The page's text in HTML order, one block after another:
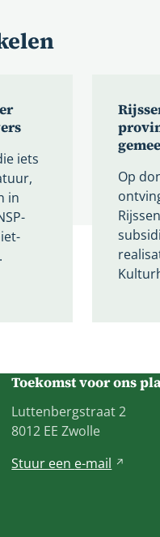
iets
in
Op
Toekomst voor ons
Luttenbergstraat 2
8012 EE Zwolle
Stuur een e-mail